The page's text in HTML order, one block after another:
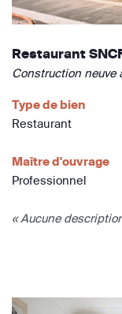
Restaurant
Construction neuve
Type de bien
Restaurant
Maître d'ouvrage
Professionnel
« Aucune